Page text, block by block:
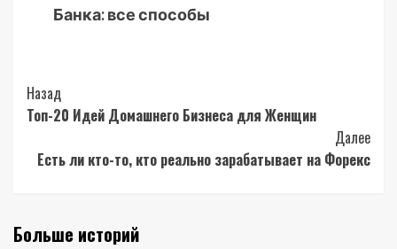
Банка: все способы
Post
Navigation
Назад
Топ-20 Идей Домашнего Бизнеса для Женщин
Далее
Есть ли кто-то, кто реально зарабатывает на Форекс
Больше историй